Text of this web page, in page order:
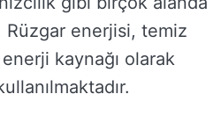
enerjisi, temiz
kaynağı olarak